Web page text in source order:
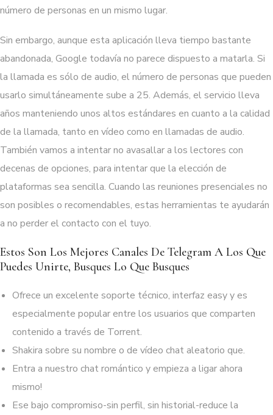
número de personas en un mismo lugar.
Sin embargo, aunque esta aplicación lleva tiempo bastante
abandonada, Google todavía no parece dispuesto a matarla. Si
la llamada es sólo de audio, el número de personas que pueden
usarlo simultáneamente sube a 25. Además, el servicio lleva
años manteniendo unos altos estándares en cuanto a la calidad
de la llamada, tanto en vídeo como en llamadas de audio.
También vamos a intentar no avasallar a los lectores con
decenas de opciones, para intentar que la elección de
plataformas sea sencilla. Cuando las reuniones presenciales no
son posibles o recomendables, estas herramientas te ayudarán
a no perder el contacto con el tuyo.
Estos Son Los Mejores Canales De Telegram A Los Que
Puedes Unirte, Busques Lo Que Busques
Ofrece un excelente soporte técnico, interfaz easy y es
especialmente popular entre los usuarios que comparten
contenido a través de Torrent.
Shakira sobre su nombre o de vídeo chat aleatorio que.
Entra a nuestro chat romántico y empieza a ligar ahora
mismo!
Ese bajo compromiso-sin perfil, sin historial-reduce la